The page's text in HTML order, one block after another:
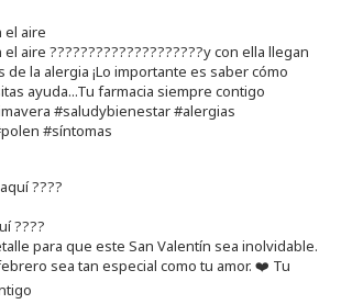
el aire
aire ????????????????????y con ella llegan
la alergia ¡Lo importante es saber cómo
ayuda...Tu farmacia siempre contigo
#saludybienestar #alergias
#síntomas
????
para que este San Valentín sea inolvidable.
sea tan especial como tu amor. ❤️ Tu